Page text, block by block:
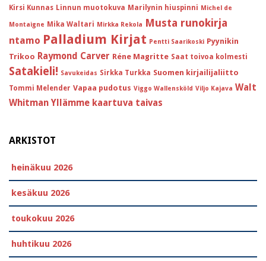
Kirsi Kunnas Linnun muotokuva Marilynin hiuspinni Michel de
Montaigne Mika Waltari Mirkka Rekola Musta runokirja
ntamo Palladium Kirjat Pentti Saarikoski Pyynikin
Trikoo Raymond Carver Réne Magritte Saat toivoa kolmesti
Satakieli! Savukeidas Sirkka Turkka Suomen kirjailijaliitto
Tommi Melender Vapaa pudotus Viggo Wallensköld Viljo Kajava Walt
Whitman Yllämme kaartuva taivas
ARKISTOT
heinäkuu 2026
kesäkuu 2026
toukokuu 2026
huhtikuu 2026